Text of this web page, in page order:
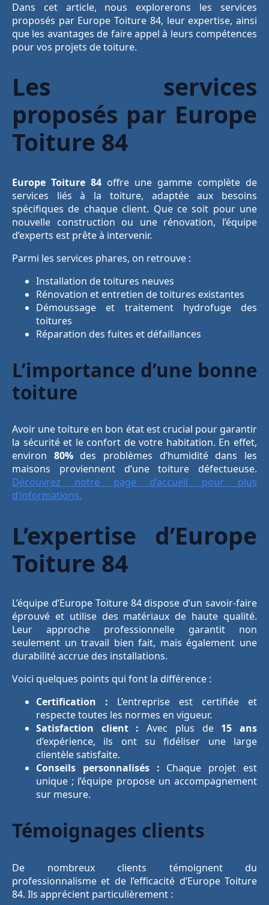
Dans cet article, nous explorerons les services
proposés par Europe Toiture 84, leur expertise, ainsi
que les avantages de faire appel à leurs compétences
pour vos projets de toiture.
Les services
proposés par Europe
Toiture 84
Europe Toiture 84 offre une gamme complète de
services liés à la toiture, adaptée aux besoins
spécifiques de chaque client. Que ce soit pour une
nouvelle construction ou une rénovation, l’équipe
d’experts est prête à intervenir.
Parmi les services phares, on retrouve :
Installation de toitures neuves
Rénovation et entretien de toitures existantes
Démoussage et traitement hydrofuge des
toitures
Réparation des fuites et défaillances
L’importance d’une bonne
toiture
Avoir une toiture en bon état est crucial pour garantir
la sécurité et le confort de votre habitation. En effet,
environ 80%des problèmes d’humidité dans les
maisons proviennent d’une toiture défectueuse.
Découvrez notre page d’accueil pour plus
d’informations.
L’expertise d’Europe
Toiture 84
L’équipe d’Europe Toiture 84 dispose d’un savoir-faire
éprouvé et utilise des matériaux de haute qualité.
Leur approche professionnelle garantit non
seulement un travail bien fait, mais également une
durabilité accrue des installations.
Voici quelques points qui font la différence :
Certification : L’entreprise est certifiée et
respecte toutes les normes en vigueur.
Satisfaction client : Avec plus de 15 ans
d’expérience, ils ont su fidéliser une large
clientèle satisfaite.
Conseils personnalisés : Chaque projet est
unique ; l’équipe propose un accompagnement
sur mesure.
Témoignages clients
De nombreux clients témoignent du
professionnalisme et de l’efficacité d’Europe Toiture
84. Ils apprécient particulièrement :